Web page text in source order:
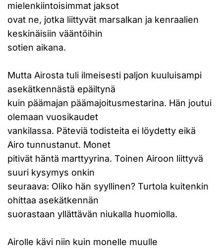
mielenkiintoisimmat jaksot
ovat ne, jotka liittyvät marsalkan ja kenraalien
keskinäisiin vääntöihin
sotien aikana.
Mutta Airosta tuli ilmeisesti paljon kuuluisampi
asekätkennästä epäiltynä
kuin päämajan päämajoitusmestarina. Hän joutui
olemaan vuosikaudet
vankilassa. Päteviä todisteita ei löydetty eikä
Airo tunnustanut. Monet
pitivät häntä marttyyrina. Toinen Airoon liittyvä
suuri kysymys onkin
seuraava: Oliko hän syyllinen? Turtola kuitenkin
ohittaa asekätkennän
suorastaan yllättävän niukalla huomiolla.
Airolle kävi niin kuin monelle muulle